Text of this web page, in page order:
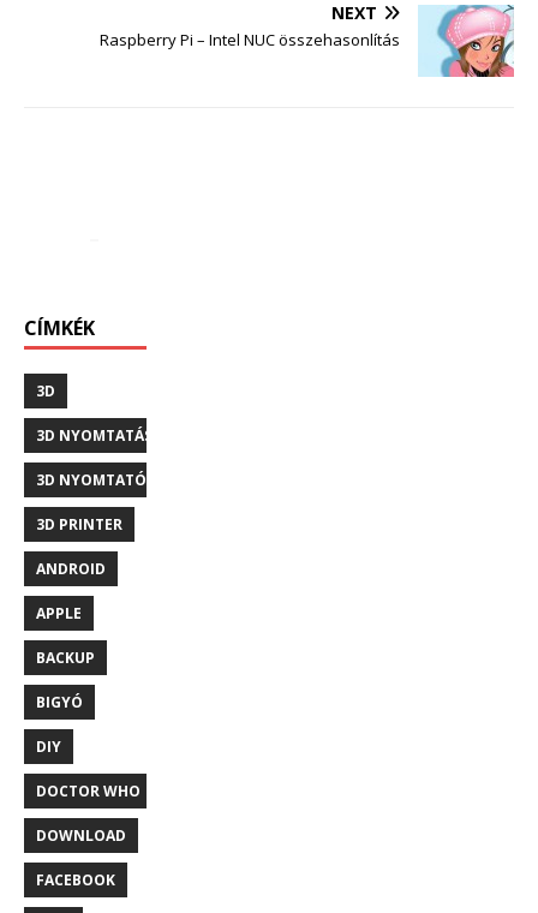
NEXT
Raspberry Pi – Intel NUC összehasonlítás
CÍMKÉK
3D
3D NYOMTATÁS
3D NYOMTATÓ
3D PRINTER
ANDROID
APPLE
BACKUP
BIGYÓ
DIY
DOCTOR WHO
DOWNLOAD
FACEBOOK